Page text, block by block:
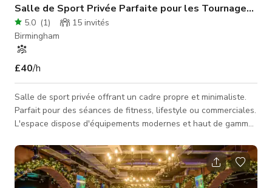
Salle de Sport Privée Parfaite pour les Tournages de
5.0 (1) 15 invités
Birmingham
£40/h
Salle de sport privée offrant un cadre propre et minimaliste.
Parfait pour des séances de fitness, lifestyle ou commerciales.
L'espace dispose d'équipements modernes et haut de gamme
caméra. La disposition est simple, ouverte et sans
encombrement, avec un espace supplémentaire décalé. Idéal
pour la photographie et la production vidéo.